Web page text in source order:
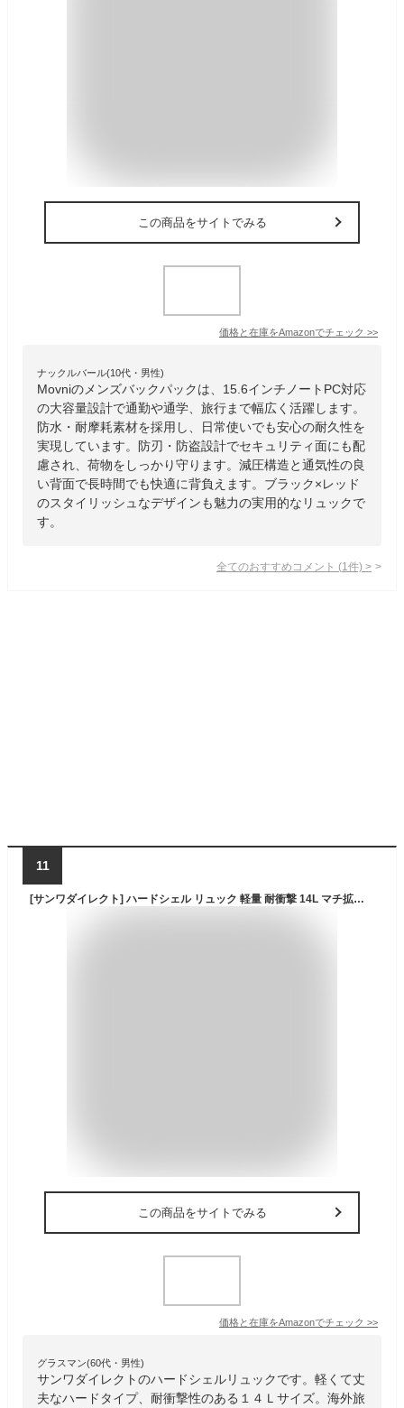
この商品をサイトでみる
価格と在庫をAmazonでチェック >>
ナックルバール(10代・男性)
Movniのメンズバックパックは、15.6インチノートPC対応
の大容量設計で通勤や通学、旅行まで幅広く活躍します。
防水・耐摩耗素材を採用し、日常使いでも安心の耐久性を
実現しています。防刃・防盗設計でセキュリティ面にも配
慮され、荷物をしっかり守ります。減圧構造と通気性の良
い背面で長時間でも快適に背負えます。ブラック×レッド
のスタイリッシュなデザインも魅力の実用的なリュックで
す。
全てのおすすめコメント (1 件) >
11
[サンワダイレクト] ハードシェル リュック 軽量 耐衝撃 14L マチ拡張機能 15.6インチ ノートパソコン 11型タブレット 収納 蒸れにくい立体メッシュ ハード ブラック 200-BAGBP032BK
この商品をサイトでみる
価格と在庫をAmazonでチェック >>
グラスマン(60代・男性)
サンワダイレクトのハードシェルリュックです。軽くて丈
夫なハードタイプ、耐衝撃性のある１４Ｌサイズ。海外旅